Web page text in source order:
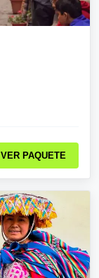
VER PAQUETE